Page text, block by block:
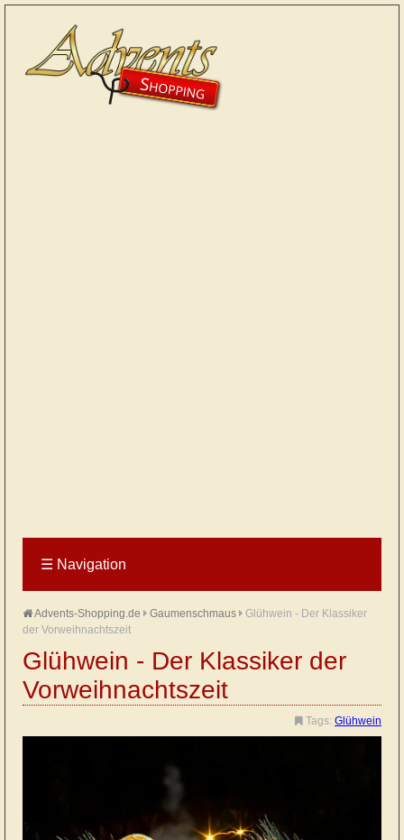
☰ Navigation
Advents-Shopping.de Gaumenschmaus
Glühwein - Der Klassiker
der Vorweihnachtszeit
Glühwein - Der Klassiker der
Vorweihnachtszeit
Tags: Glühwein